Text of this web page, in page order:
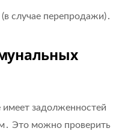
случае перепродажи)․
имеет задолженностей
Это можно проверить